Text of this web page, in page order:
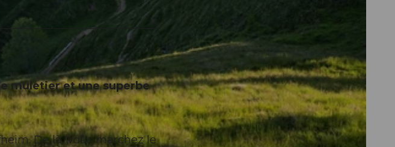
muletier et une superbe
De là, vous marchez le